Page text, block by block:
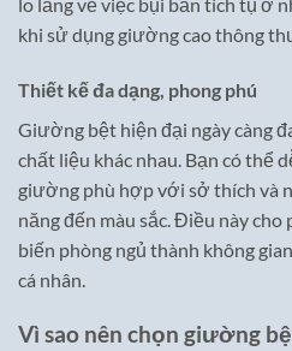
khi sử dụng giường cao thông
Thiết kế đa dạng, phong phú
Giường bệt hiện đại ngày càng
chất liệu khác nhau. Bạn có thể
giường phù hợp với sở thích và
năng đến màu sắc. Điều này
biến phòng ngủ thành không
cá nhân.
Vì sao nên chọn giường